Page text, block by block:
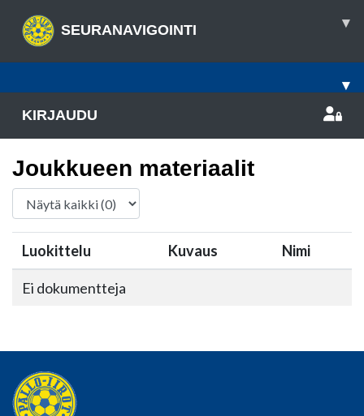
SEURANAVIGOINTI ▾
▾
KIRJAUDU
Joukkueen materiaalit
Luokittelu Kuvaus Nimi
Ei dokumentteja